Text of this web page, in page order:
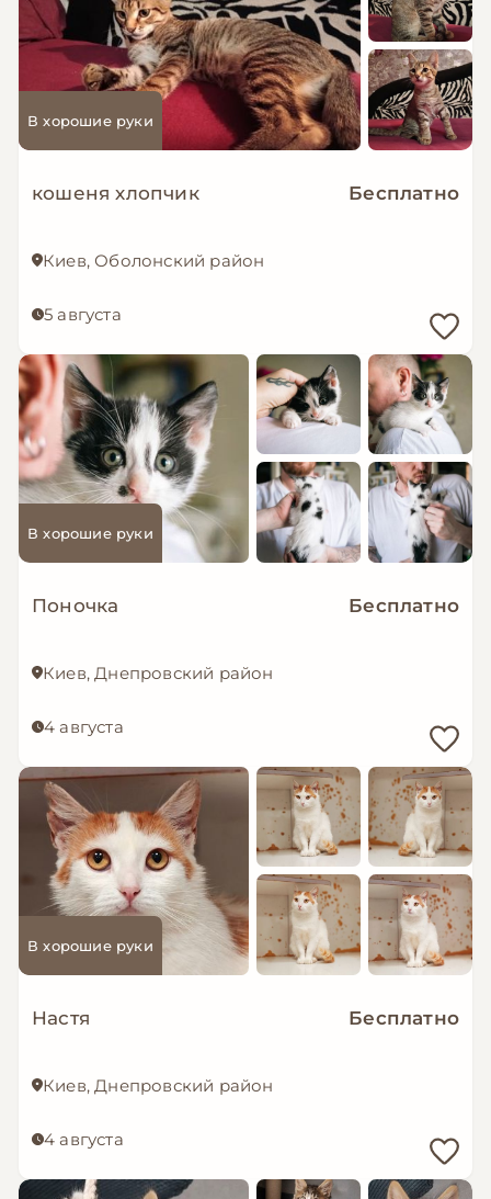
В хорошие руки
кошеня хлопчик Бесплатно
Киев, Оболонский район
5 августа
В хорошие руки
Поночка Бесплатно
Киев, Днепровский район
4 августа
В хорошие руки
Настя Бесплатно
Киев, Днепровский район
4 августа